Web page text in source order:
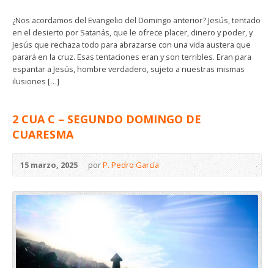
¿Nos acordamos del Evangelio del Domingo anterior? Jesús, tentado
en el desierto por Satanás, que le ofrece placer, dinero y poder, y
Jesús que rechaza todo para abrazarse con una vida austera que
parará en la cruz. Esas tentaciones eran y son terribles. Eran para
espantar a Jesús, hombre verdadero, sujeto a nuestras mismas
ilusiones […]
2 CUA C – SEGUNDO DOMINGO DE
CUARESMA
15 marzo, 2025 porP. Pedro García